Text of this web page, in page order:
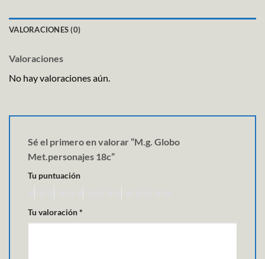
VALORACIONES (0)
Valoraciones
No hay valoraciones aún.
Sé el primero en valorar “M.g. Globo
Met.personajes 18c”
Tu puntuación
Tu valoración*